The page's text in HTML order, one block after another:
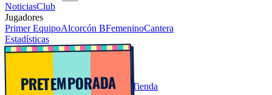
NoticiasClub
Jugadores
Primer EquipoAlcorcón BFemeninoCantera
Estadísticas
PRETEMPORADA Tienda